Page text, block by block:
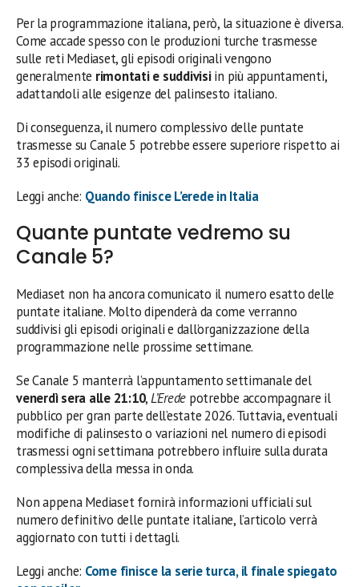
Per la programmazione italiana, però, la situazione è diversa.
Come accade spesso con le produzioni turche trasmesse
sulle reti Mediaset, gli episodi originali vengono
generalmente rimontati e suddivisiin più appuntamenti,
adattandoli alle esigenze del palinsesto italiano.
Di conseguenza, il numero complessivo delle puntate
trasmesse su Canale 5 potrebbe essere superiore rispetto ai
33 episodi originali.
Leggi anche: Quando finisce L’erede in Italia
Quante puntate vedremo su
Canale 5?
Mediaset non ha ancora comunicato il numero esatto delle
puntate italiane. Molto dipenderà da come verranno
suddivisi gli episodi originali e dall’organizzazione della
programmazione nelle prossime settimane.
Se Canale 5 manterrà l’appuntamento settimanale del
venerdì sera alle 21:10,L’Erede potrebbe accompagnare il
pubblico per gran parte dell’estate 2026. Tuttavia, eventuali
modifiche di palinsesto o variazioni nel numero di episodi
trasmessi ogni settimana potrebbero influire sulla durata
complessiva della messa in onda.
Non appena Mediaset fornirà informazioni ufficiali sul
numero definitivo delle puntate italiane, l’articolo verrà
aggiornato con tutti i dettagli.
Leggi anche: Come finisce la serie turca, il finale spiegato